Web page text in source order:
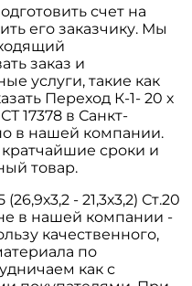
счет на
его заказчику. Мы
заказ и
услуги, такие как
Переход К-1- 20 х
17378 в Санкт-
в нашей компании.
сроки и
товар.
- 21,3х3,2) Ст.20
в нашей компании -
качественного,
по
как с